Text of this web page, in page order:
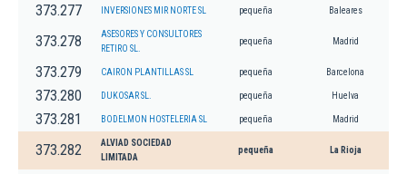
373.277 INVERSIONES MIR NORTE SL pequeña Baleares
373.278
ASESORES Y CONSULTORES
RETIRO SL.
pequeña Madrid
373.279 CAIRON PLANTILLAS SL pequeña Barcelona
373.280 DUKOSAR SL. pequeña Huelva
373.281 BODELMON HOSTELERIA SL pequeña Madrid
373.282
ALVIAD SOCIEDAD
LIMITADA
pequeña La Rioja